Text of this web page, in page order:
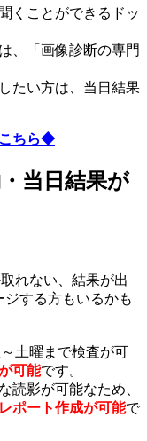
くことができるドッ
、「画像診断の専門
たい方は、当日結果
ちら◆
当日結果が
れない、結果が出
する方もいるかも
土曜まで検査が可
可能です。
読影が可能なため、
ポート作成が可能で